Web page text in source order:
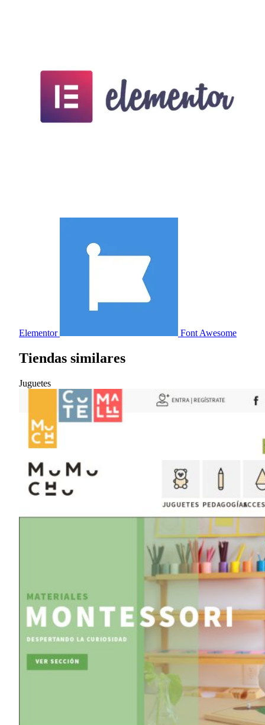
Elementor Font Awesome
Tiendas similares
Juguetes